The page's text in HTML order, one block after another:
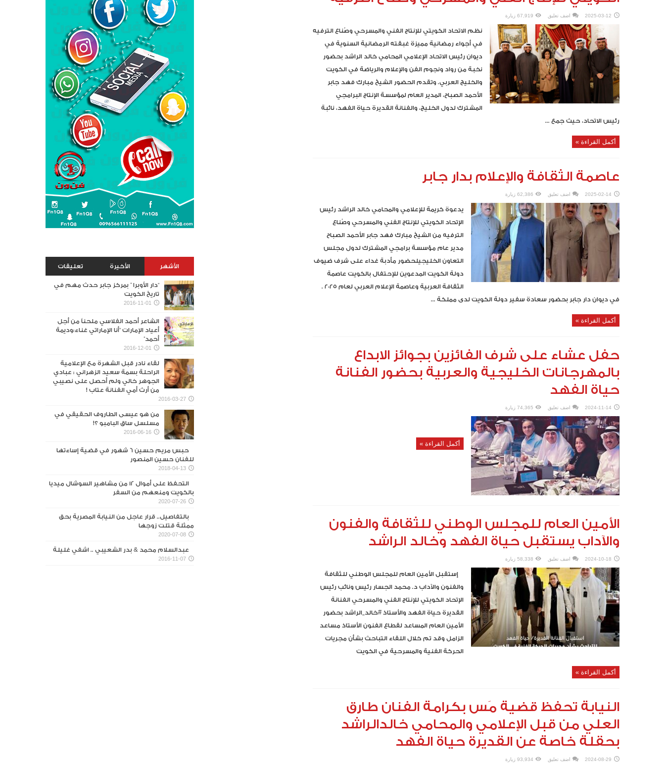
2025-03-12 اضف تعليق 67,919 زيارة
نظم الاتحاد الكويتي للإنتاج الفني والمسرحي وصُناع الترفيه
في أجواء رمضانية مميزة غبقته الرمضانية السنوية في
ديوان رئيس الاتحاد الإعلامي المحامي خالد الراشد بحضور
نخبة من رواد ونجوم الفن والإعلام والرياضة في الكويت
والخليج العربي. وتقدم الحضور الشيخ مبارك فهد جابر
الأحمد الصباح، المدير العام لمؤسسة الإنتاج البرامجي
المشترك لدول الخليج، والفنانة القديرة حياة الفهد، نائبة
رئيس الاتحاد، حيث جمع ...
أكمل القراءة »
عاصمة الثقافة والإعلام بدار جابر
2025-02-14 اضف تعليق 62,386 زيارة
يدعوة كريمة للإعلامي والمحامي خالد الراشد رئيس
الإتحاد الكويتي للإنتاج الفني والمسرحي وصُناع
الترفيه من الشيخ مبارك فهد جابر الأحمد الصباح
مدير عام مؤسسة برامجي المشترك لدول مجلس
التعاون الخليجيلحضور مأدبة غداء على شرف ضيوف
دولة الكويت المدعوين للإحتفال بالكويت عاصمة
الثقافة العربية وعاصمة الإعلام العربي لعام ٢٠٢٥ .
في ديوان دار جابر بحضور سعادة سفير دولة الكويت لدى مملكة ...
أكمل القراءة »
حفل عشاء على شرف الفائزين بجوائز الابداع
بالمهرجانات الخليجية والعربية بحضور الفنانة
حياة الفهد
2024-11-14 اضف تعليق 74,365 زيارة
أكمل القراءة »
الأمين العام للمجلس الوطني للثقافة والفنون
والآداب يستقبل حياة الفهد وخالد الراشد
2024-10-18 اضف تعليق 58,338 زيارة
إستقبل الأمين العام للمجلس الوطني للثقافة
والفنون والآداب د. محمد الجسار رئيس ونائب رئيس
الإتحاد الكويتي للإنتاج الفني والمسرحي الفنانة
القديرة حياة الفهد والأستاذ #خالد_الراشد بحضور
الأمين العام المساعد لقطاع الفنون الأستاذ مساعد
الزامل وقد تم خلال اللقاء التباحث بشأن مجريات
الحركة الفنية والمسرحية في الكويت
أكمل القراءة »
النيابة تحفظ قضية مَس بكرامة الفنان طارق
العلي من قبل الإعلامي والمحامي خالدالراشد
بحقلة خاصة عن القديرة حياة الفهد
2024-08-29 اضف تعليق 93,934 زيارة
الأشهر الأخيرة تعليقات
“دار الأوبرا ” بمركز جابر حدث مهم في
تاريخ الكويت
2016-11-01
الشاعر أحمد الفلاسي ملحناً من أجل
أعياد الإمارات “أنا الإماراتي غناء:وديمة
أحمد”
2016-12-01
لقاء نادر قبل الشهرة مع الإعلامية
الراحلة بسمة سعيد الزهراني : عبادي
الجوهر خالي ولم أحصل على نصيبي
من أرث أمي الفنانة عتاب !
2016-03-27
من هو عيسى الطاروف الحقيقي في
مسلسل ساق البامبو ؟!
2016-06-16
حبس مريم حسين 6 شهور في قضية إساءتها
للفنان حسين المنصور‎
2018-04-13
التحفظ على أموال 12 من مشاهير السوشال ميديا
بالكويت ومنعهم من السفر
2020-07-26
بالتفاصيل.. قرار عاجل من النيابة المصرية بحق
ممثلة قتلت زوجها
2020-07-08
عبدالسلام محمد & بدر الشعيبي .. اشفي غليلة
2016-11-07